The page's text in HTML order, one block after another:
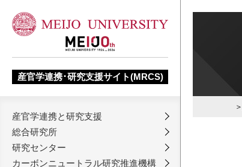
産官学連携･研究支援サイト(MRCS)
産官学連携と研究支援
総合研究所
研究センター
カーボンニュートラル研究推進機構